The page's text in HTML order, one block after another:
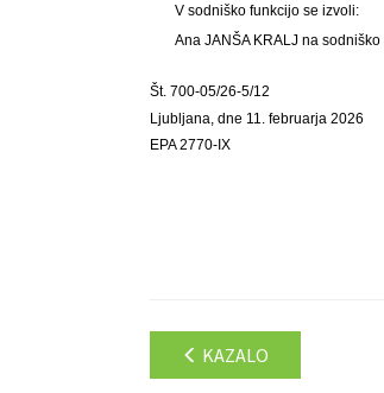
V sodniško funkcijo se izvoli:
Ana JANŠA KRALJ na
Št. 700-05/26-5/12
Ljubljana, dne 11. februarja 2026
EPA 2770-IX
KAZALO